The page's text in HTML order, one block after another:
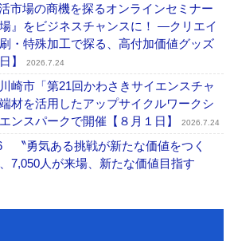
場の商機を探るオンラインセミナー
』をビジネスチャンスに！ ―クリエイ
・特殊加工で探る、高付加価値グッズ
】
2026.7.24
崎市「第21回かわさきサイエンスチャ
材を活用したアップサイクルワークシ
ンスパークで開催【８月１日】
2026.7.24
〝勇気ある挑戦が新たな価値をつく
7,050人が来場、新たな価値目指す